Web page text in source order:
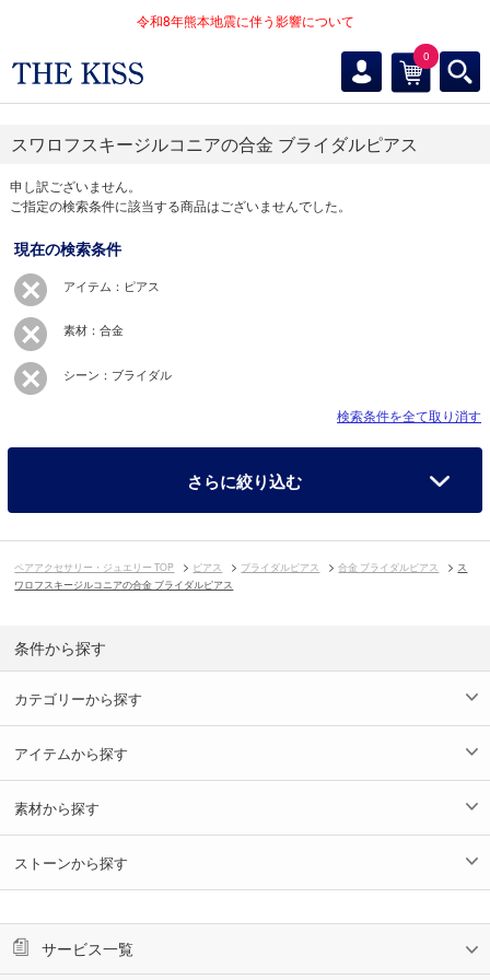
令和8年熊本地震に伴う影響について
0
スワロフスキージルコニアの合金 ブライダルピアス
申し訳ございません。
ご指定の検索条件に該当する商品はございませんでした。
現在の検索条件
アイテム：ピアス
素材：合金
シーン：ブライダル
検索条件を全て取り消す
さらに絞り込む
ペアアクセサリー・ジュエリー TOP ピアス ブライダルピアス 合金 ブライダルピアス
ス
ワロフスキージルコニアの合金 ブライダルピアス
条件から探す
カテゴリーから探す
アイテムから探す
素材から探す
ストーンから探す
サービス一覧